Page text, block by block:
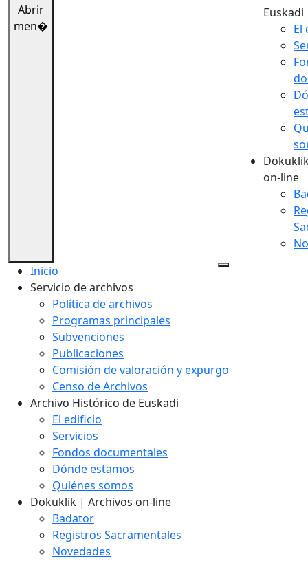
Abrir
men�
Euskadi
El
on-line
Inicio
Servicio de archivos
Política de archivos
Programas principales
Subvenciones
Publicaciones
Comisión de valoración y expurgo
Censo de Archivos
Archivo Histórico de Euskadi
El edificio
Servicios
Fondos documentales
Dónde estamos
Quiénes somos
Dokuklik | Archivos on-line
Badator
Registros Sacramentales
Novedades